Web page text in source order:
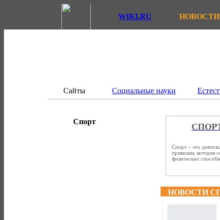
WIKI.RU НОВОСТИ
Сайты Социальные науки
Спорт
Спорт – это
правилам, которая
физических
НОВОСТИ